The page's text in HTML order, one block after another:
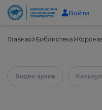
Войти
Главная Библиотека
Видео архив